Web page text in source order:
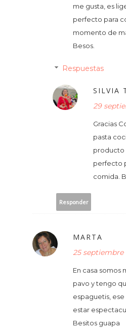
me gusta, es
perfecto para
momento de
Besos.
Respuestas
SILVIA
29
Gracias
pasta
producto
perfecto
comida.
Responder
MARTA
25 septiembre
En casa somos
pavo y tengo
espaguetis,
estar
Besitos guapa